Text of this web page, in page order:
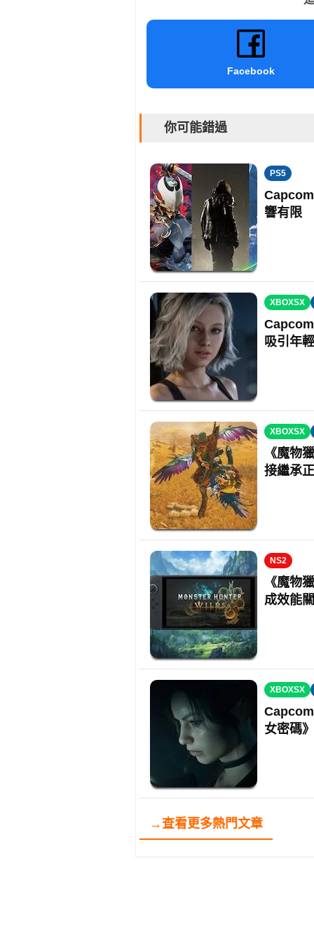
Facebook
你可能錯過
PS5
響有限
XBOXSX
吸引年
XBOXSX
《魔物
接繼承
NS2
《魔物
成效能
XBOXSX
女密碼
→查看更多熱門文章